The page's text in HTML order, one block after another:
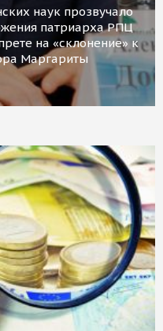
наук прозвучало
патриарха РПЦ
на «склонение» к
Маргариты